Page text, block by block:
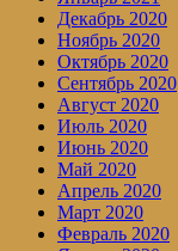
Декабрь 2020
Ноябрь 2020
Октябрь 2020
Сентябрь 2020
Август 2020
Июль 2020
Июнь 2020
Май 2020
Апрель 2020
Март 2020
Февраль 2020